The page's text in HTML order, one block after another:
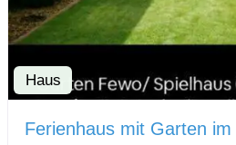
Haus
Ferienhaus mit Garten im